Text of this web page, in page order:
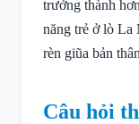
trưởng thành
năng trẻ ở lò La
rèn giũa bản
Câu hỏi